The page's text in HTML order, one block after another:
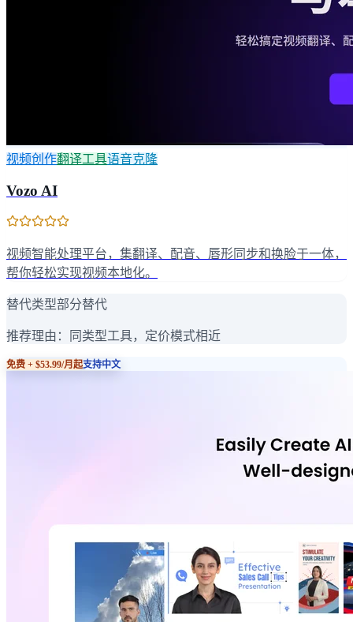
视频创作翻译工具语音克隆
Vozo AI
视频智能处理平台，集翻译、配音、唇形同步和换脸于一体，
帮你轻松实现视频本地化。
替代类型部分替代
推荐理由： 同类型工具，定价模式相近
免费 + $53.99/月起支持中文